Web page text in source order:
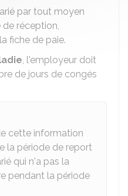
par tout moyen
de réception,
fiche de paie.
, l'employeur doit
de jours de congés
cette information
la période de report
qui n'a pas la
pendant la période